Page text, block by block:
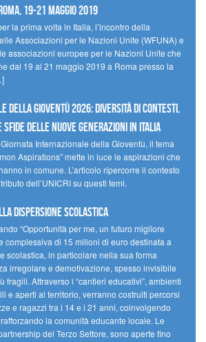
19-21 maggio 2019
la prima volta in Italia, l’incontro della
Associazioni per le Nazioni Unite (WFUNA) e
associazioni europee per le Nazioni Unite che
dal 19 al 21 maggio 2019 a Roma presso la
DELLA GIOVENTÙ 2026: DIVERSITÀ DI CONTESTI,
DELLE NUOVE GENERAZIONI IN ITALIA
Internazionale della Gioventù, il tema
Aspirations” mette in luce le aspirazioni che
in comune. L’articolo ripercorre il contesto
dell’UNICRI su questi temi.
dispersione scolastica
“Opportunità per me, un futuro migliore
complessiva di 15 milioni di euro destinata a
scolastica, in particolare nella sua forma
irregolare e demotivazione, spesso invisibile
fragili. Attraverso i “cantieri educativi”, ambienti
e aperti al territorio, verranno costruiti percorsi
e ragazzi tra i 14 e i 21 anni, coinvolgendo
la comunità educante locale. Le
del Terzo Settore, sono aperte fino